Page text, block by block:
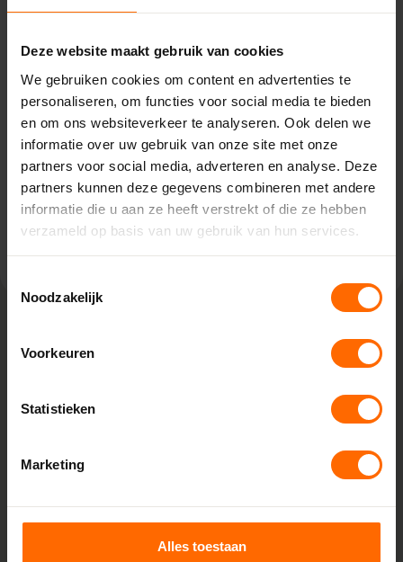
Deze website maakt gebruik van cookies
We gebruiken cookies om content en advertenties te
personaliseren, om functies voor social media te bieden
en om ons websiteverkeer te analyseren. Ook delen we
informatie over uw gebruik van onze site met onze
partners voor social media, adverteren en analyse. Deze
partners kunnen deze gegevens combineren met andere
informatie die u aan ze heeft verstrekt of die ze hebben
verzameld op basis van uw gebruik van hun services.
Noodzakelijk
Voorkeuren
Statistieken
Marketing
Alles toestaan
Pick-up point
Eibergen – Witzand
Kiefteweg 2,
7151 HT Eibergen
0513335000
eibergen@skodora.nl
Bekijk vestiging info
Lokaal geproduceerd in onze eigen
Bij Skodora bestel je kunststof kozijnen van topkwaliteit,
prijzen en korte productietijden. Jouw kozijnen stel je
de buurt De Heurne. Heb je vragen? Dan staan onze